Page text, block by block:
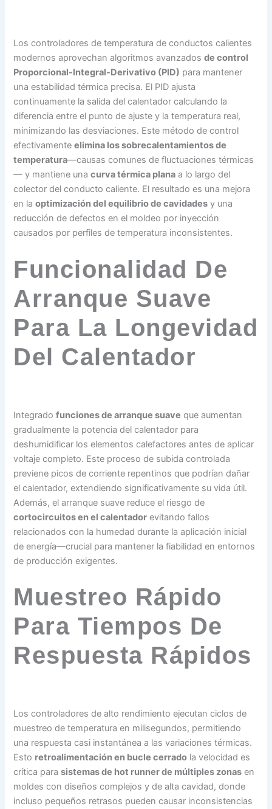
Los controladores de temperatura de conductos calientes
modernos aprovechan algoritmos avanzadosde control
Proporcional-Integral-Derivativo (PID) para mantener
una estabilidad térmica precisa. El PID ajusta
continuamente la salida del calentador calculando la
diferencia entre el punto de ajuste y la temperatura real,
minimizando las desviaciones. Este método de control
efectivamenteelimina los sobrecalentamientos de
temperatura—causas comunes de fluctuaciones térmicas
— y mantiene unacurva térmica plana a lo largo del
colector del conducto caliente. El resultado es una mejora
en laoptimización del equilibrio de cavidades y una
reducción de defectos en el moldeo por inyección
causados por perfiles de temperatura inconsistentes.
Funcionalidad De
Arranque Suave
Para La Longevidad
Del Calentador
Integradofunciones de arranque suave que aumentan
gradualmente la potencia del calentador para
deshumidificar los elementos calefactores antes de aplicar
voltaje completo. Este proceso de subida controlada
previene picos de corriente repentinos que podrían dañar
el calentador, extendiendo significativamente su vida útil.
Además, el arranque suave reduce el riesgo de
cortocircuitos en el calentador evitando fallos
relacionados con la humedad durante la aplicación inicial
de energía—crucial para mantener la fiabilidad en entornos
de producción exigentes.
Muestreo Rápido
Para Tiempos De
Respuesta Rápidos
Los controladores de alto rendimiento ejecutan ciclos de
muestreo de temperatura en milisegundos, permitiendo
una respuesta casi instantánea a las variaciones térmicas.
Esto retroalimentación en bucle cerrado la velocidad es
crítica parasistemas de hot runner de múltiples zonas en
moldes con diseños complejos y de alta cavidad, donde
incluso pequeños retrasos pueden causar inconsistencias